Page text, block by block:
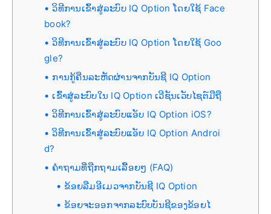
ວິທີການເຂົ້າສູ່ລະບົບ IQ Option ໂດຍໃຊ້ Face
book?
ວິທີການເຂົ້າສູ່ລະບົບ IQ Option ໂດຍໃຊ້ Goo
gle?
ການກູ້ຄືນລະຫັດຜ່ານຈາກບັນຊີ IQ Option
ເຂົ້າສູ່ລະບົບໃນ IQ Option ເວີຊັນເວັບໄຊຕ໌ມືຖື
ວິທີການເຂົ້າສູ່ລະບົບແອັບ IQ Option iOS?
ວິທີການເຂົ້າສູ່ລະບົບແອັບ IQ Option Androi
d?
ຄຳຖາມທີ່ຖືກຖາມເລື້ອຍໆ (FAQ)
ຂ້ອຍລືມອີເມວຈາກບັນຊີ IQ Option
ຂ້ອຍຈະອອກຈາກລະບົບບັນຊີຂອງຂ້ອຍໄ